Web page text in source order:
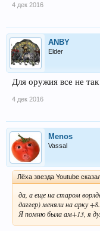
4 дек 2016
ANBY
Elder
Для оружия все не
4 дек 2016
Menos
Vassal
Лёха звезда Youtube
да, а еще на старом
даггер) меняли на арку
Я помню была ам+13, я